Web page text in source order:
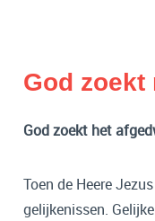
God zoekt
God zoekt het
Toen de Heere
gelijkenissen.